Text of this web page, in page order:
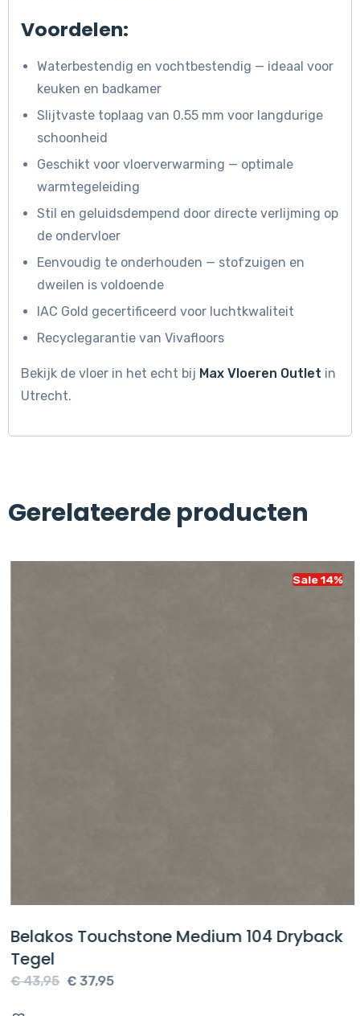
Voordelen:
Waterbestendig en vochtbestendig — ideaal voor
keuken en badkamer
Slijtvaste toplaag van 0.55 mm voor langdurige
schoonheid
Geschikt voor vloerverwarming — optimale
warmtegeleiding
Stil en geluidsdempend door directe verlijming op
de ondervloer
Eenvoudig te onderhouden — stofzuigen en
dweilen is voldoende
IAC Gold gecertificeerd voor luchtkwaliteit
Recyclegarantie van Vivafloors
Bekijk de vloer in het echt bij Max Vloeren Outlet in
Utrecht.
Gerelateerde producten
Sale 14%
Belakos Touchstone Medium 104 Dryback
Tegel
€43,95
Oorspronkelijke
€37,95Huidige